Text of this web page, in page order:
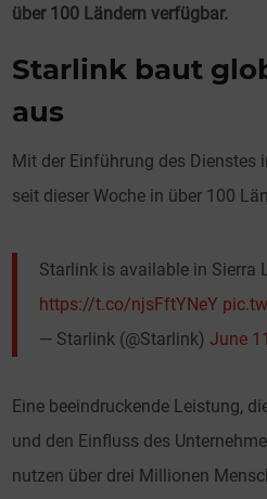
über 100 Ländern verfügbar.
Starlink baut
aus
Mit der Einführung des Dienstes
seit dieser Woche in über 100
Starlink is available in
https://t.co/njsFftYNeY
— Starlink (@Starlink)June
Eine beeindruckende Leistung,
und den Einfluss des
nutzen über drei Millionen